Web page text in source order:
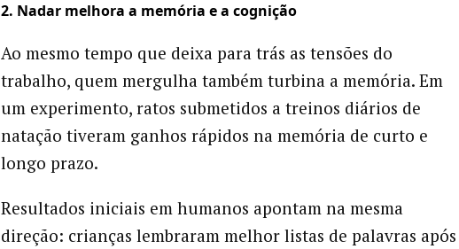
2. Nadar melhora a memória e a cognição
Ao mesmo tempo que deixa para trás as tensões do
trabalho, quem mergulha também turbina a memória. Em
um experimento, ratos submetidos a treinos diários de
natação tiveram ganhos rápidos na memória de curto e
longo prazo.
Resultados iniciais em humanos apontam na mesma
direção: crianças lembraram melhor listas de palavras após